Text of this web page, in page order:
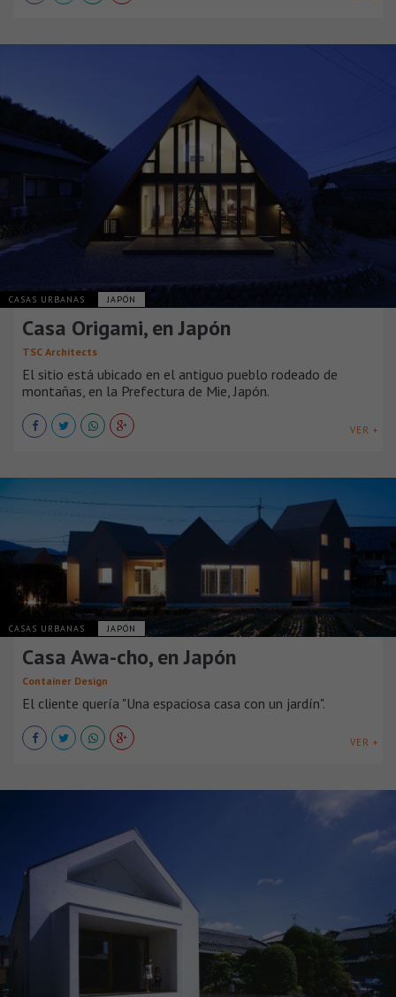
CASAS URBANAS JAPÓN
Casa Origami, en Japón
TSC Architects
El sitio está ubicado en el antiguo pueblo rodeado de
montañas, en la Prefectura de Mie, Japón.
VER +
CASAS URBANAS JAPÓN
Casa Awa-cho, en Japón
Container Design
El cliente quería "Una espaciosa casa con un jardín".
VER +